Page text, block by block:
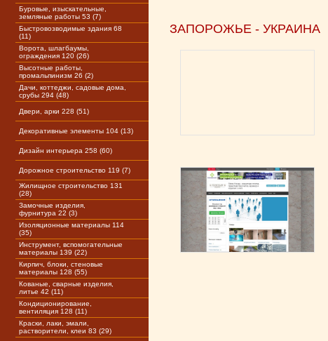
Буровые, изыскательные,
земляные работы 53 (7)
Быстровозводимые здания 68
(11)
Ворота, шлагбаумы,
ограждения 120 (26)
Высотные работы,
промальпинизм 26 (2)
Дачи, коттеджи, садовые дома,
срубы 294 (48)
Двери, арки 228 (51)
Декоративные элементы 104 (13)
Дизайн интерьера 258 (60)
Дорожное строительство 119 (7)
Жилищное строительство 131
(28)
Замочные изделия,
фурнитура 22 (3)
Изоляционные материалы 114
(35)
Инструмент, вспомогательные
материалы 139 (22)
Кирпич, блоки, стеновые
материалы 128 (55)
Кованые, сварные изделия,
литье 42 (11)
Кондиционирование,
вентиляция 128 (11)
Краски, лаки, эмали,
растворители, клеи 83 (29)
ЗАПОРОЖЬЕ - УКРАИНА